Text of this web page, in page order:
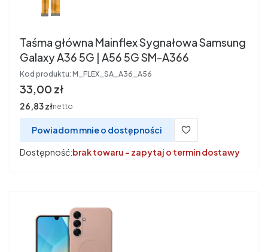
Taśma główna Mainflex Sygnałowa Samsung
Galaxy A36 5G | A56 5G SM-A366
Kod produktu: M_FLEX_SA_A36_A56
Cena
33,00 zł
Cena
26,83 złnetto
Powiadom mnie o dostępności
Dostępność:brak towaru - zapytaj o termin dostawy